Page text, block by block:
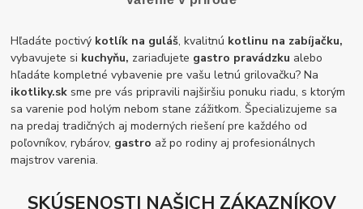
Hľadáte poctivý kotlík na guláš, kvalitnú kotlinu na zabíjačku,
vybavujete si kuchyňu, zariaďujete gastro pravádzku alebo
hľadáte kompletné vybavenie pre vašu letnú grilovačku? Na
ikotliky.sk sme pre vás pripravili najširšiu ponuku riadu, s ktorým
sa varenie pod holým nebom stane zážitkom. Špecializujeme sa
na predaj tradičných aj moderných riešení pre každého od
poľovníkov, rybárov, gastro až po rodiny aj profesionálnych
majstrov varenia.
SKÚSENOSTI NAŠICH ZÁKAZNÍKOV